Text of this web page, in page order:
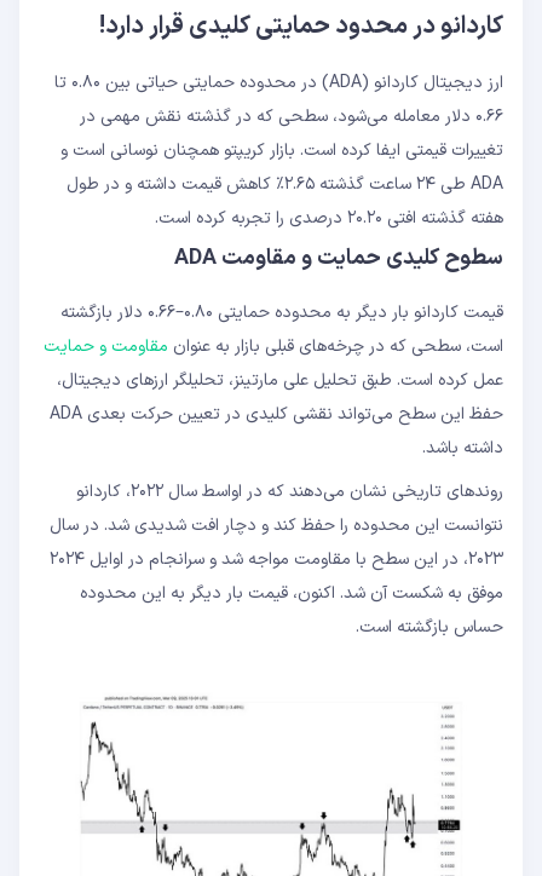
کاردانو در محدود حمایتی کلیدی قرار دارد!
ارز دیجیتال کاردانو (ADA) در محدوده حمایتی حیاتی بین ۰.۸۰ تا
۰.۶۶ دلار معامله می‌شود، سطحی که در گذشته نقش مهمی در
تغییرات قیمتی ایفا کرده است. بازار کریپتو همچنان نوسانی است و
ADA طی ۲۴ ساعت گذشته ۲.۶۵٪ کاهش قیمت داشته و در طول
هفته گذشته افتی ۲۰.۲۰ درصدی را تجربه کرده است.
سطوح کلیدی حمایت و مقاومت ADA
قیمت کاردانو بار دیگر به محدوده حمایتی ۰.۸۰–۰.۶۶ دلار بازگشته
است، سطحی که در چرخه‌های قبلی بازار به عنوان مقاومت و حمایت
عمل کرده است. طبق تحلیل علی مارتینز، تحلیلگر ارزهای دیجیتال،
حفظ این سطح می‌تواند نقشی کلیدی در تعیین حرکت بعدی ADA
داشته باشد.
روندهای تاریخی نشان می‌دهند که در اواسط سال ۲۰۲۲، کاردانو
نتوانست این محدوده را حفظ کند و دچار افت شدیدی شد. در سال
۲۰۲۳، در این سطح با مقاومت مواجه شد و سرانجام در اوایل ۲۰۲۴
موفق به شکست آن شد. اکنون، قیمت بار دیگر به این محدوده
حساس بازگشته است.